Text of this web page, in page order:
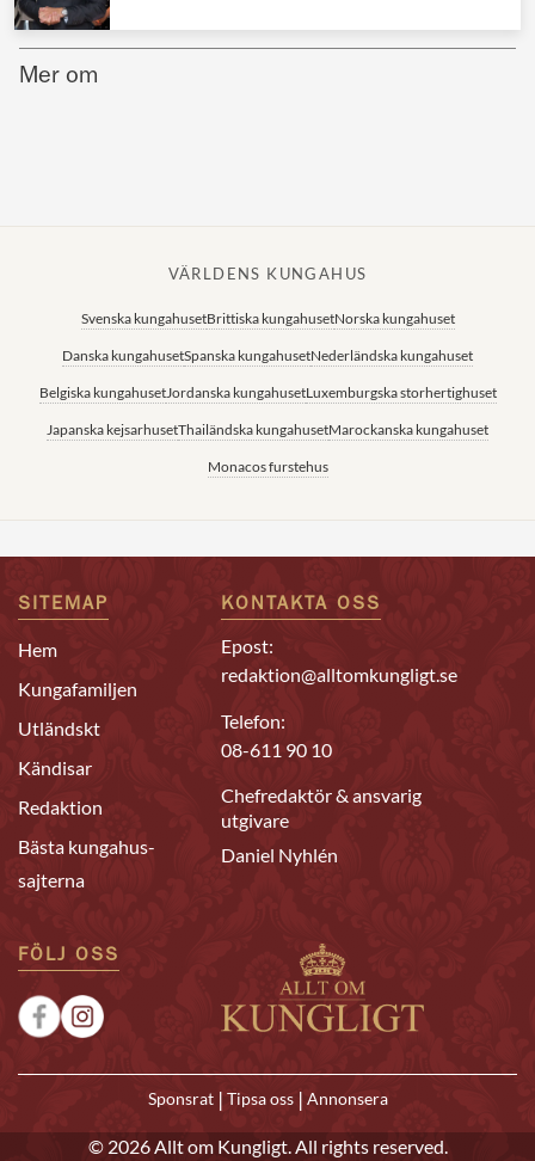
Mer om
VÄRLDENS KUNGAHUS
Svenska kungahusetBrittiska kungahusetNorska kungahuset
Danska kungahusetSpanska kungahusetNederländska kungahuset
Belgiska kungahusetJordanska kungahusetLuxemburgska storhertighuset
Japanska kejsarhusetThailändska kungahusetMarockanska kungahuset
Monacos furstehus
SITEMAP
Hem
Kungafamiljen
Utländskt
Kändisar
Redaktion
Bästa kungahus-
sajterna
KONTAKTA OSS
Epost:
redaktion@alltomkungligt.se
Telefon:
08-611 90 10
Chefredaktör & ansvarig
utgivare
Daniel Nyhlén
FÖLJ OSS
Sponsrat | Tipsa oss | Annonsera
© 2026 Allt om Kungligt. All rights reserved.